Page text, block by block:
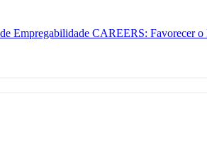
Empregabilidade CAREERS: Favorecer